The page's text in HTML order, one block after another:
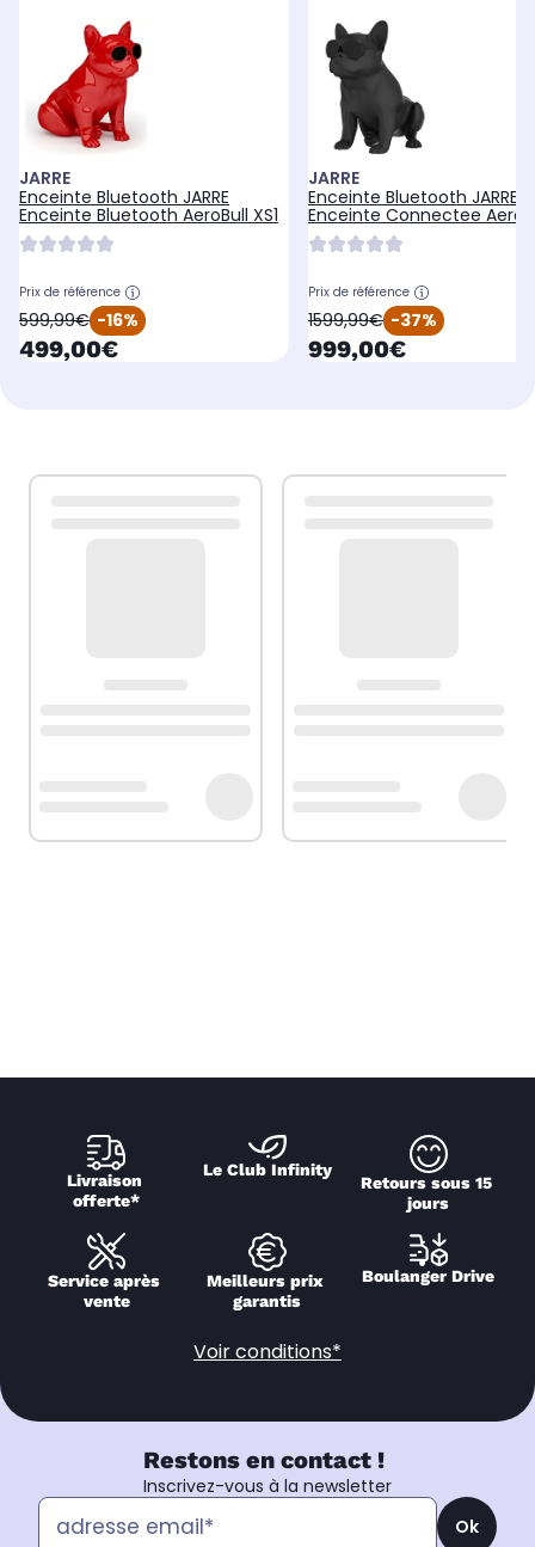
JARRE
Enceinte Bluetooth JARRE
Enceinte Bluetooth AeroBull XS1
Prix de référence
oldPrice
599,99€ -16%
currentPrice
499,00€
JARRE
Enceinte Bluetooth JARRE
Enceinte Connectee
HD1 - 200W
Prix de référence
oldPrice
1599,99€ -37%
currentPrice
999,00€
Livraison
offerte*
Le Club Infinity
Retours sous 15
jours
Service après
vente
Meilleurs prix
garantis
Boulanger Drive
Voir conditions*
Restons en contact !
Inscrivez-vous à la newsletter
Ok